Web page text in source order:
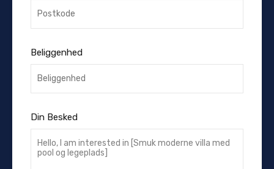
Beliggenhed
Din Besked